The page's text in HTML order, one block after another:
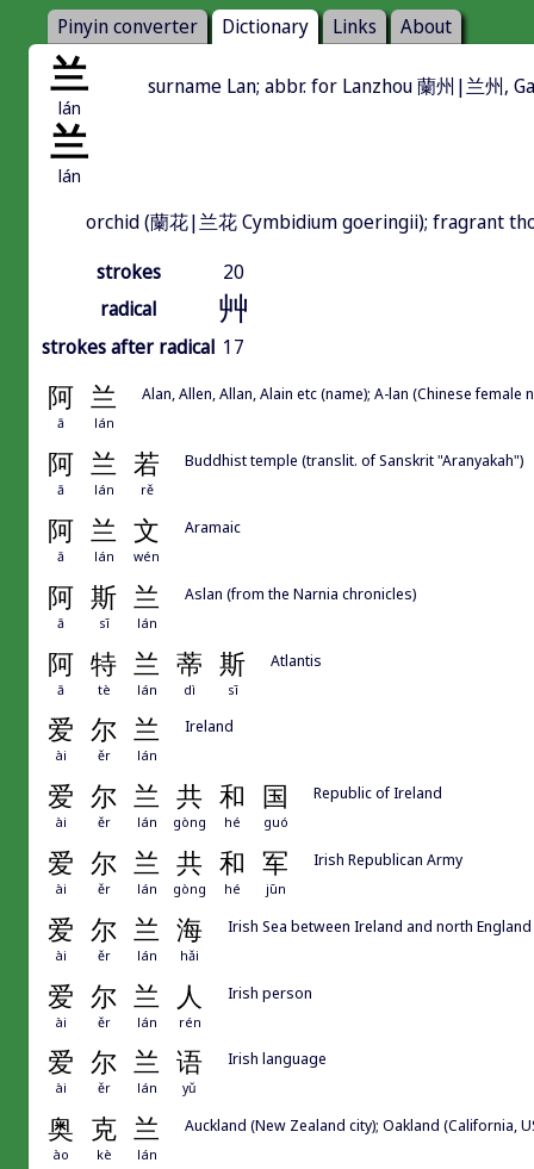
Pinyin converter Dictionary Links About
兰
lán
surname Lan; abbr. for Lanzhou 蘭州|兰州,
兰
lán
orchid (蘭花|兰花 Cymbidium goeringii); fragrant
strokes
20
radical
艸
strokes after radical 17
阿 兰
ā lán
Alan, Allen, Allan, Alain etc (name); A-lan (Chinese female
阿 兰 若
ā lán rě
Buddhist temple (translit. of Sanskrit "Aranyakah")
阿 兰 文
ā lán wén
Aramaic
阿 斯 兰
ā sī lán
Aslan (from the Narnia chronicles)
阿 特 兰 蒂 斯
ā tè lán dì sī
Atlantis
爱 尔 兰
ài ěr lán
Ireland
爱 尔 兰 共 和 国
ài ěr lán gòng hé guó
Republic of Ireland
爱 尔 兰 共 和 军
ài ěr lán gòng hé jūn
Irish Republican Army
爱 尔 兰 海
ài ěr lán hǎi
Irish Sea between Ireland and north England
爱 尔 兰 人
ài ěr lán rén
Irish person
爱 尔 兰 语
ài ěr lán yǔ
Irish language
奥 克 兰
ào kè lán
Auckland (New Zealand city); Oakland (California,